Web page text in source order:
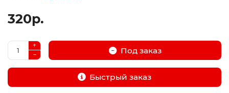
320р.
Под заказ
Быстрый заказ